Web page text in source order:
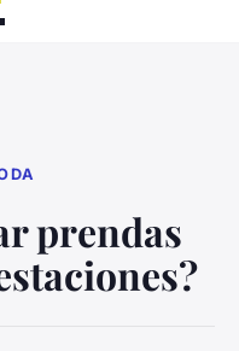
prendas